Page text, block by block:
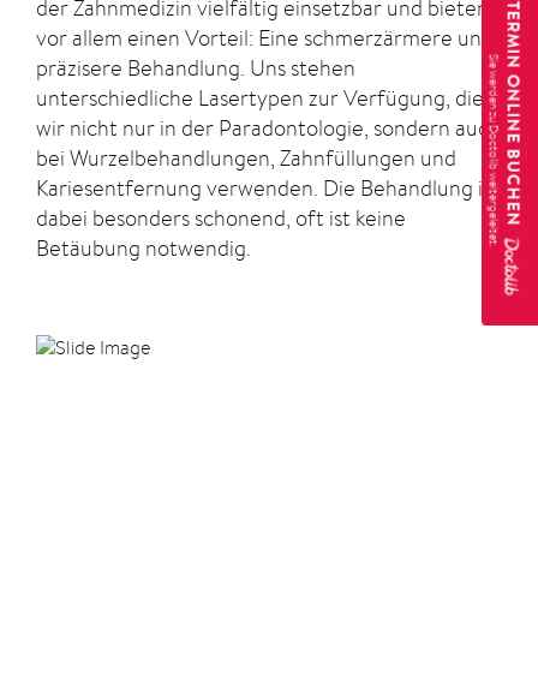
Praxis ein eigener, separater Prophylaxebereich
zur Verfügung. Für welche Behandlung sie sich
auch interessieren, sprechen Sie uns einfach an.
Unser Prophylaxeteam steht Ihnen bei allen
Möglichkeiten gerne beratend zur Verfügung.
der Zahnmedizin vielfältig einsetzbar und bieten
vor allem einen Vorteil: Eine schmerzärmere und
präzisere Behandlung. Uns stehen
unterschiedliche Lasertypen zur Verfügung, die
wir nicht nur in der Paradontologie, sondern auch
bei Wurzelbehandlungen, Zahnfüllungen und
Kariesentfernung verwenden. Die Behandlung ist
dabei besonders schonend, oft ist keine
Betäubung notwendig.
TERMIN ONLINE BUCHEN